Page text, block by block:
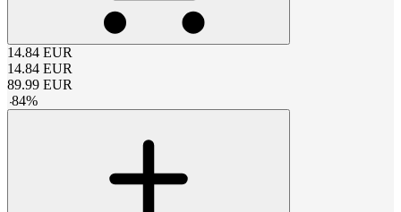
14.84 EUR
14.84 EUR
89.99 EUR
-84%